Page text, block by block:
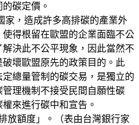
碳定價。
家，造成許多高排碳的產業外
得根留在歐盟的企業面臨不公
決此不公平現象，因此當然不
壞歐盟原先的政策目的。此
總量管制的碳交易，是獨立的
理機制不接受民間自願性碳
來進行碳中和宣告。
放額度」。（表由台灣銀行家